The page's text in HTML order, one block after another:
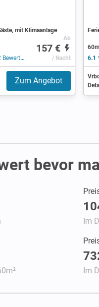
mit Klimaanlage
)
Ab
157 €
/ Nacht
Zum Angebot
6.1
bevor
Im
Im